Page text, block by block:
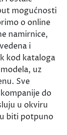
mogućnosti
o online
namirnice,
i
kod kataloga
uz
Sve
do
u okviru
biti potpuno